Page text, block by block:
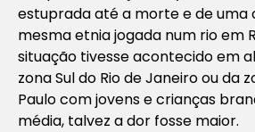
estuprada até a morte e de uma
mesma etnia jogada num rio em
situação tivesse acontecido em
zona Sul do Rio de Janeiro ou da
Paulo com jovens e crianças
média, talvez a dor fosse maior.